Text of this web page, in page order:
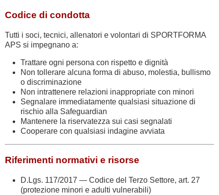
Codice di condotta
Tutti i soci, tecnici, allenatori e volontari di SPORTFORMA
APS si impegnano a:
Trattare ogni persona con rispetto e dignità
Non tollerare alcuna forma di abuso, molestia, bullismo
o discriminazione
Non intrattenere relazioni inappropriate con minori
Segnalare immediatamente qualsiasi situazione di
rischio alla Safeguardian
Mantenere la riservatezza sui casi segnalati
Cooperare con qualsiasi indagine avviata
Riferimenti normativi e risorse
D.Lgs. 117/2017 — Codice del Terzo Settore, art. 27
(protezione minori e adulti vulnerabili)